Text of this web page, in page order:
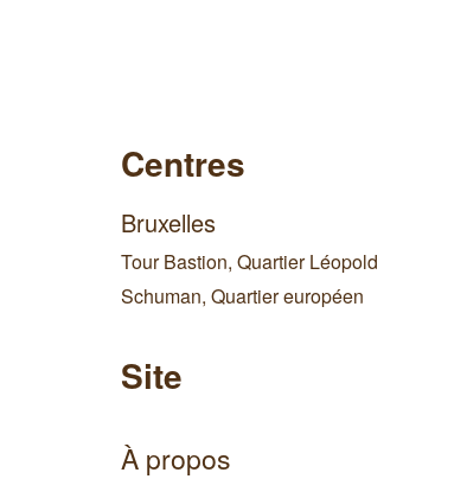
Centres
Bruxelles
Tour Bastion, Quartier Léopold
Schuman, Quartier européen
Site
À propos